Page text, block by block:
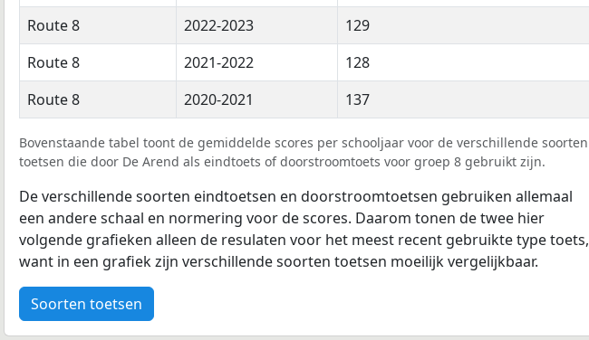
Route 8
2022-2023
129
Route 8
2021-2022
128
Route 8
2020-2021 137
Bovenstaande tabel toont de gemiddelde scores per schooljaar voor de verschillende soorten
toetsen die door De Arend als eindtoets of doorstroomtoets voor groep 8 gebruikt zijn.
De verschillende soorten eindtoetsen en doorstroomtoetsen gebruiken allemaal
een andere schaal en normering voor de scores. Daarom tonen de twee hier
volgende grafieken alleen de resulaten voor het meest recent gebruikte type toets,
want in een grafiek zijn verschillende soorten toetsen moeilijk vergelijkbaar.
Soorten toetsen